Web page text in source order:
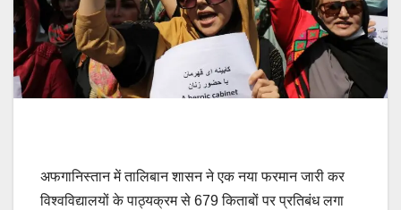
अफगानिस्तान में तालिबान शासन ने एक नया फरमान जारी कर
विश्वविद्यालयों के पाठ्यक्रम से 679 किताबों पर प्रतिबंध लगा